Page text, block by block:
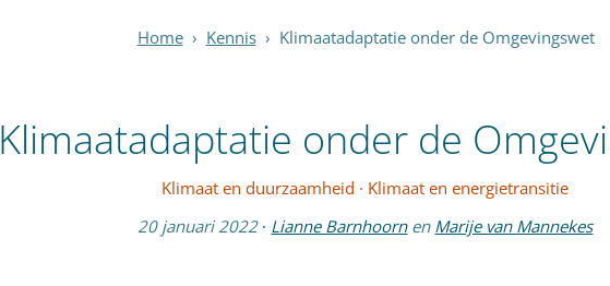
Home › Kennis › Klimaatadaptatie onder de Omgevingswet
Klimaatadaptatie onder de
Klimaat en duurzaamheid · Klimaat en energietransitie
20 januari 2022 · Lianne Barnhoorn en Marije van Mannekes